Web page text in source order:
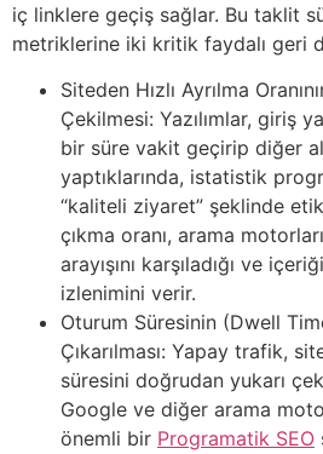
iç linklere geçiş sağlar. Bu taklit
metriklerine iki kritik faydalı geri
Siteden Hızlı Ayrılma
Çekilmesi: Yazılımlar, giriş
bir süre vakit geçirip diğer
yaptıklarında, istatistik
“kaliteli ziyaret” şeklinde
çıkma oranı, arama
arayışını karşıladığı ve
izlenimini verir.
Oturum Süresinin (Dwell
Çıkarılması: Yapay trafik,
süresini doğrudan yukarı
Google ve diğer arama
önemli bir Programatik SEO